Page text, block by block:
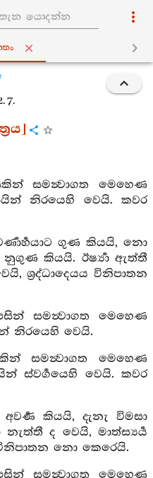
7.
සමන්‍වාගත මෙහෙණ
නිරයෙහි වෙයි. කවර
ගුණ කියයි, නො
නුගුණ කියයි. ඊර්‍ෂ්‍යා ඇත්තී
ශ්‍රද්ධාදෙයය විනිපාතන
සමන්‍වාගත මෙහෙණ
නිරයෙහි වෙයි.
සමන්‍වාගත මෙහෙණ
ස්වර්‍ගයෙහි වෙයි. කවර
අවර්‍ණ කියයි, දැනැ විමසා
නැත්තී ද වෙයි, මාත්ස්‍යර්‍ය
විනිපාතන නො කෙරෙයි.
සමන්‍වාගත මෙහෙණ